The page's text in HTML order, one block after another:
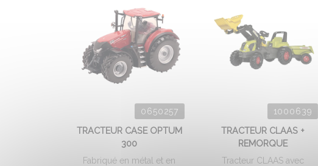
0650257
TRACTEUR CASE OPTUM
300
Fabriqué en métal et en
1000639
TRACTEUR CLAAS +
REMORQUE
Tracteur CLAAS avec